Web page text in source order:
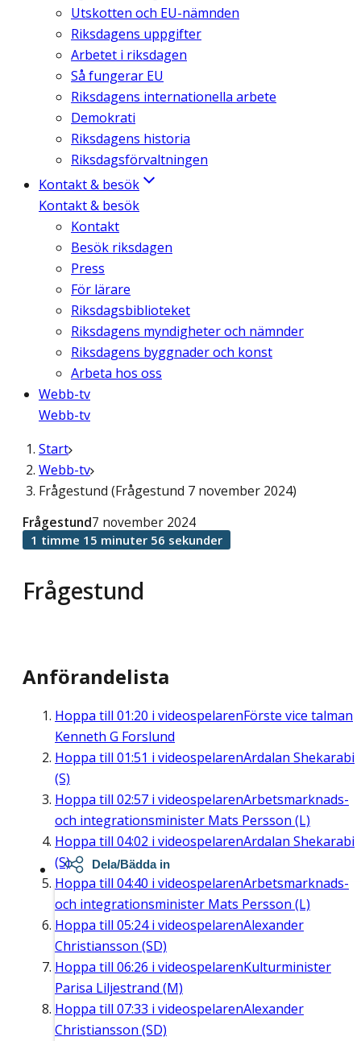
Utskotten och EU-nämnden
Riksdagens uppgifter
Arbetet i riksdagen
Så fungerar EU
Riksdagens internationella arbete
Demokrati
Riksdagens historia
Riksdagsförvaltningen
Kontakt & besök
Kontakt & besök
Kontakt
Besök riksdagen
Press
För lärare
Riksdagsbiblioteket
Riksdagens myndigheter och nämnder
Riksdagens byggnader och konst
Arbeta hos oss
Webb-tv
Webb-tv
Start
Webb-tv
Frågestund (Frågestund 7 november 2024)
Frågestund
Frågestund7 november 2024
1 timme 15 minuter 56 sekunder
Anförandelista
Hoppa till 01:20 i videospelarenFörste vice talman
Kenneth G Forslund
Hoppa till 01:51 i videospelarenArdalan Shekarabi
(S)
Hoppa till 02:57 i videospelarenArbetsmarknads-
och integrationsminister Mats Persson (L)
Hoppa till 04:02 i videospelarenArdalan Shekarabi
(S)
Hoppa till 04:40 i videospelarenArbetsmarknads-
och integrationsminister Mats Persson (L)
Hoppa till 05:24i videospelarenAlexander
Christiansson (SD)
Hoppa till 06:26 i videospelarenKulturminister
Parisa Liljestrand (M)
Hoppa till 07:33 i videospelarenAlexander
Christiansson (SD)
Dela/Bädda in